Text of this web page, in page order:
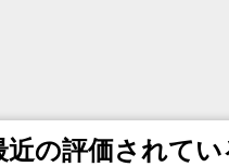
近の評価されてい